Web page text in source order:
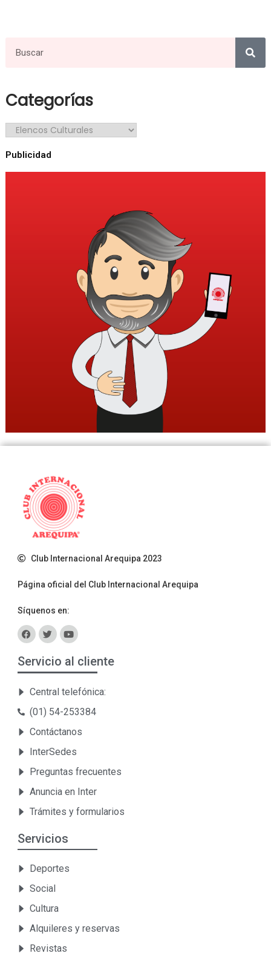
Categorías
Publicidad
Club Internacional Arequipa 2023
Página oficial del Club Internacional Arequipa
Síquenos en:
Servicio al cliente
Central telefónica:
(01) 54-253384
Contáctanos
InterSedes
Preguntas frecuentes
Anuncia en Inter
Trámites y formularios
Servicios
Deportes
Social
Cultura
Alquileres y reservas
Revistas